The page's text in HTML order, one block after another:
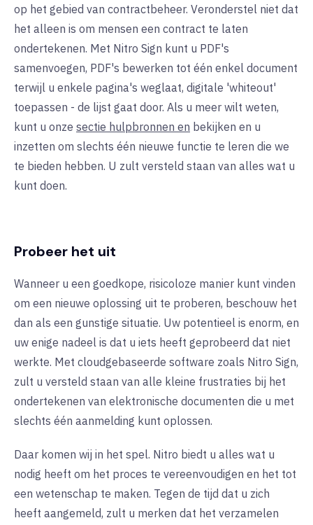
op het gebied van contractbeheer. Veronderstel niet dat
het alleen is om mensen een contract te laten
ondertekenen. Met Nitro Sign kunt u PDF's
samenvoegen, PDF's bewerken tot één enkel document
terwijl u enkele pagina's weglaat, digitale 'whiteout'
toepassen - de lijst gaat door. Als u meer wilt weten,
kunt u onze sectie hulpbronnen en bekijken en u
inzetten om slechts één nieuwe functie te leren die we
te bieden hebben. U zult versteld staan van alles wat u
kunt doen.
Probeer het uit
Wanneer u een goedkope, risicoloze manier kunt vinden
om een nieuwe oplossing uit te proberen, beschouw het
dan als een gunstige situatie. Uw potentieel is enorm, en
uw enige nadeel is dat u iets heeft geprobeerd dat niet
werkte. Met cloudgebaseerde software zoals Nitro Sign,
zult u versteld staan van alle kleine frustraties bij het
ondertekenen van elektronische documenten die u met
slechts één aanmelding kunt oplossen.
Daar komen wij in het spel. Nitro biedt u alles wat u
nodig heeft om het proces te vereenvoudigen en het tot
een wetenschap te maken. Tegen de tijd dat u zich
heeft aangemeld, zult u merken dat het verzamelen